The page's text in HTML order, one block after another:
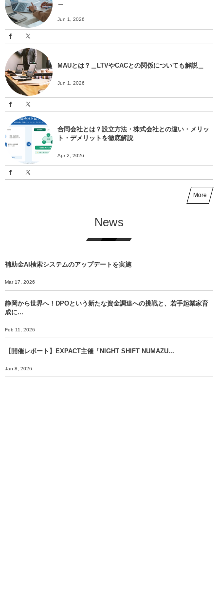
Jun 1, 2026
MAUとは？＿LTVやCACとの関係についても解説＿
Jun 1, 2026
合同会社とは？設立方法・株式会社との違い・メリッ
ト・デメリットを徹底解説
Apr 2, 2026
More
News
補助金AI検索システムのアップデートを実施
Mar 17, 2026
静岡から世界へ！DPOという新たな資金調達への挑戦と、若手起業家育
成に...
Feb 11, 2026
【開催レポート】EXPACT主催「NIGHT SHIFT NUMAZU...
Jan 8, 2026